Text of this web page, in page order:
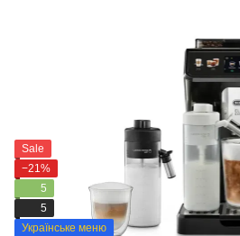
Sale
−21%
5
5
Українське меню